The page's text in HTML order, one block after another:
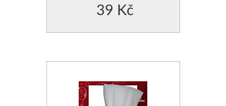
39 Kč